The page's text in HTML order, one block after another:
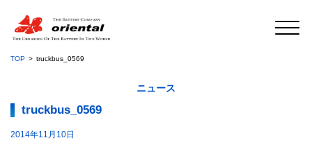
TOP truckbus_0569
ニュース
truckbus_0569
2014年11月10日